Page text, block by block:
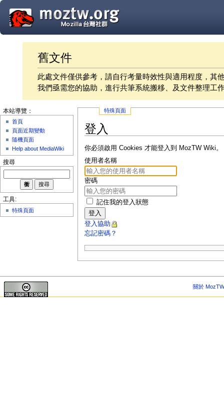
舊文件
此處文件僅供參考，請自行考量時效性與適用程度，其
我們亟需您的協助，進行共筆系統搬移、及文件整理工
特殊頁面
登入
你必須啟用 Cookies 才能登入到 MozTW Wiki。
使用者名稱
密碼
記住我的登入狀態
登入
登入協助
忘記密碼？
本站導覽：
首頁
頁面近期變動
隨機頁面
Help about MediaWiki
搜尋
工具:
特殊頁面
關於